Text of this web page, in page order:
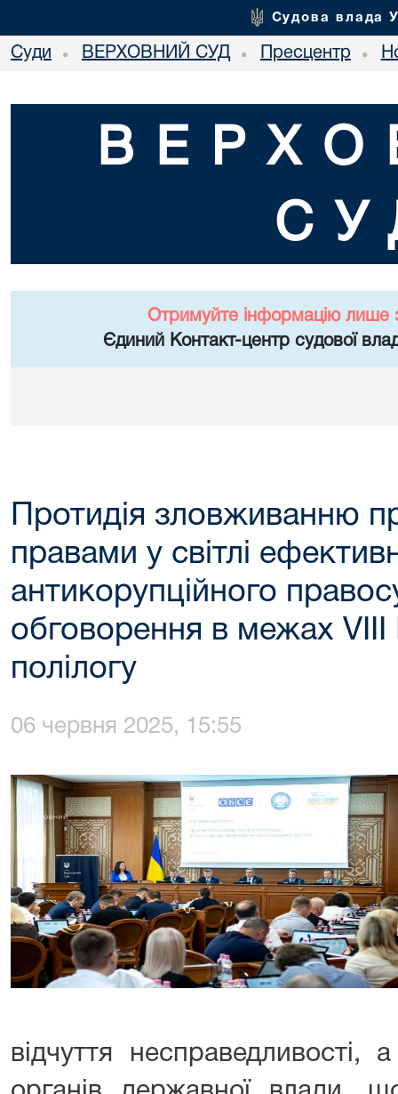
Судова влада
Суди • ВЕРХОВНИЙ СУД • Пресцентр •
Отримуйте інформацію лише
Єдиний Контакт-центр судової
Протидія зловживанню
правами у світлі
антикорупційного
обговорення в межах VIII
полілогу
06 червня 2025, 15:55
відчуття несправедливості,